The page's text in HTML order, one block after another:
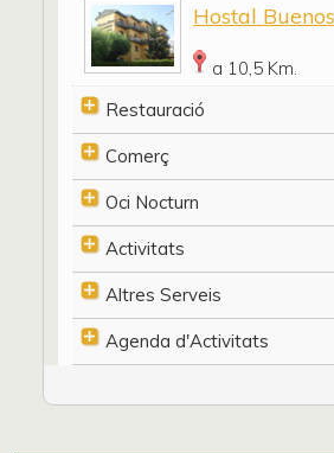
Hostal
a 10,5 Km.
Restauració
Comerç
Oci Nocturn
Activitats
Altres Serveis
Agenda d'Activitats